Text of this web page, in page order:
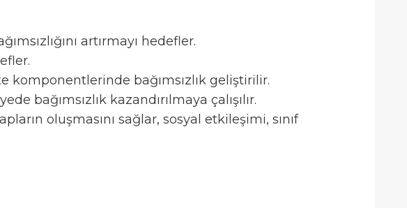
artırmayı hedefler.
komponentlerinde bağımsızlık geliştirilir.
bağımsızlık kazandırılmaya çalışılır.
oluşmasını sağlar, sosyal etkileşimi, sınıf